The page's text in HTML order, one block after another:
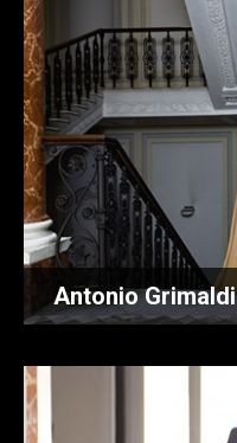
Antonio Grimaldi